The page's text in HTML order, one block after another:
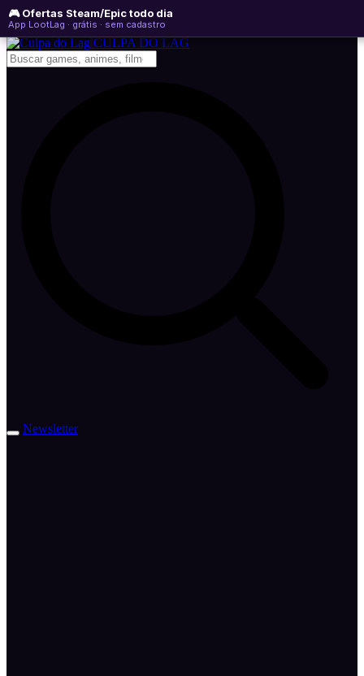
🎮 Ofertas Steam/Epic todo dia
App LootLag · grátis · sem cadastro
sábado, 08 de agosto de 2026 WhatsApp
Newsletter
CULPA DO LAG
Newsletter